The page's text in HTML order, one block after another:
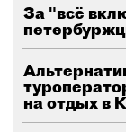
За "всё
на отдых в